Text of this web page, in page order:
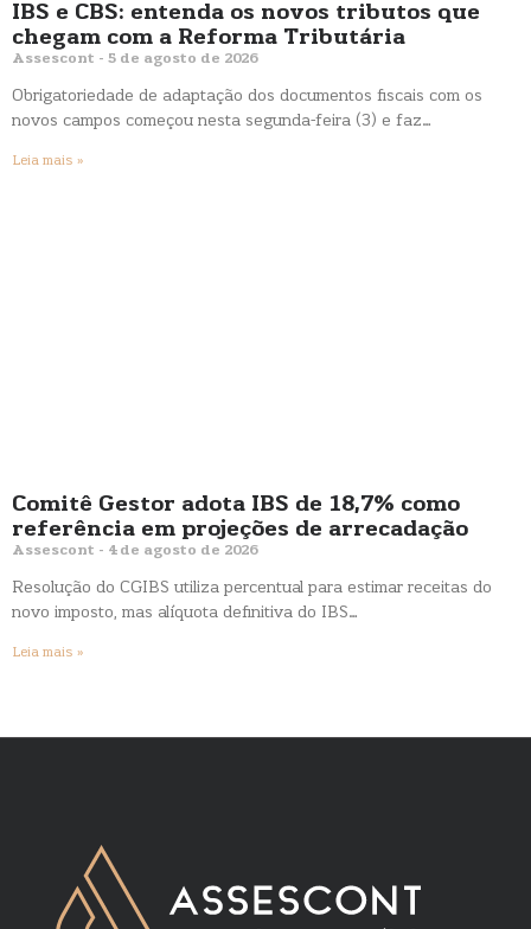
IBS e CBS: entenda os novos tributos que
chegam com a Reforma Tributária
Assescont 5 de agosto de 2026
Obrigatoriedade de adaptação dos documentos fiscais com os
novos campos começou nesta segunda-feira (3) e faz…
Leia mais »
Comitê Gestor adota IBS de 18,7% como
referência em projeções de arrecadação
Assescont 4 de agosto de 2026
Resolução do CGIBS utiliza percentual para estimar receitas do
novo imposto, mas alíquota definitiva do IBS…
Leia mais »